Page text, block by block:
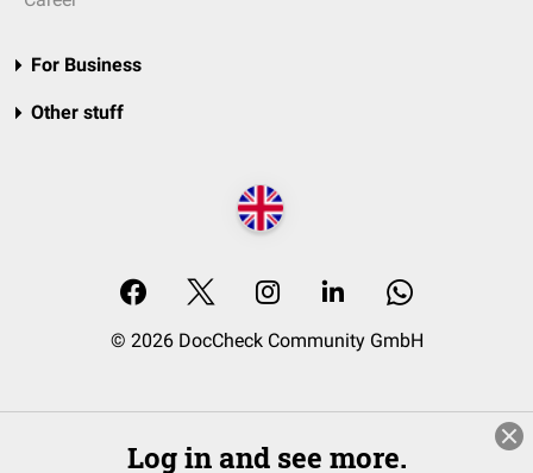
For Business
Other stuff
© 2026 DocCheck Community GmbH
Log in and see more.